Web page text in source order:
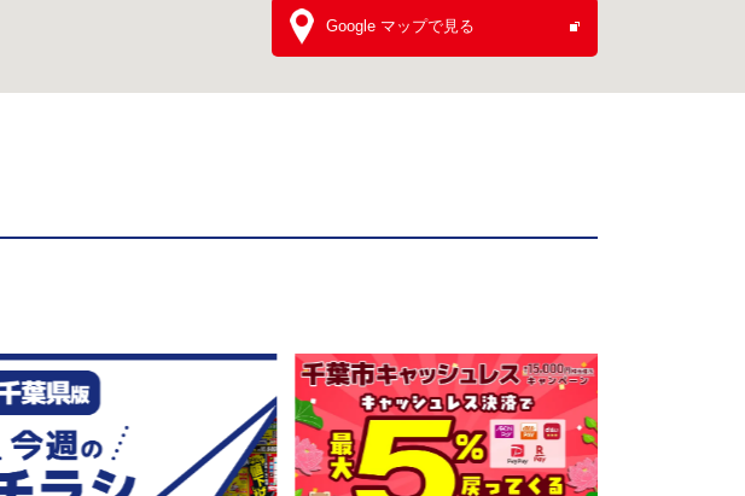
Google マップで見る